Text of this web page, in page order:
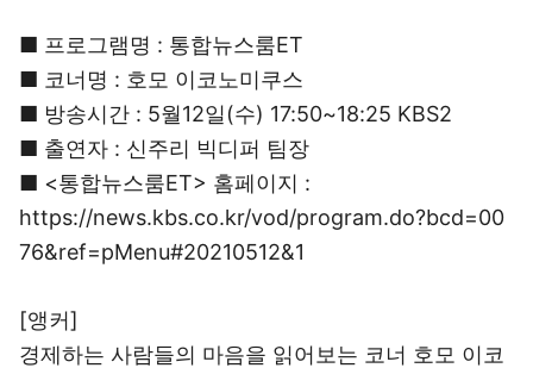
■ 프로그램명 : 통합뉴스룸ET
■ 코너명 : 호모 이코노미쿠스
■ 방송시간 : 5월12일(수) 17:50~18:25 KBS2
■ 출연자 : 신주리 빅디퍼 팀장
■ <통합뉴스룸ET> 홈페이지 :
https://news.kbs.co.kr/vod/program.do?bcd=00
76&ref=pMenu#20210512&1
[앵커]
경제하는 사람들의 마음을 읽어보는 코너 호모 이코